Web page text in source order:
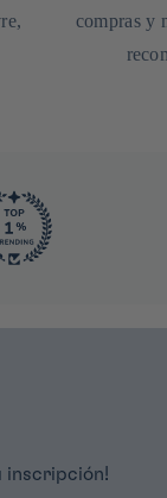
compras y
inscripción!